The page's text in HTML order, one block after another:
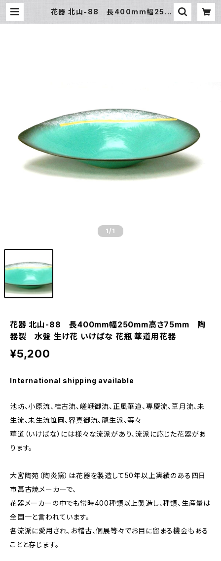
花器 北山-88 長400mm幅250
1 /1
花器 北山-88 長400mm幅250mm高さ75mm 陶
器製 水盤 生け花 いけばな 花瓶 華道用花器
¥5,200
International shipping available
池坊、小原流、桂古流、嵯峨御流、正風華道、専慶流、草月流、未
生流、未生流笹岡、容真御流、龍生派、等々
華道（いけばな）には様々な流派があり、流派に応じた花器があ
ります。
大宮陶苑（陶炎窯）は花器を製造して50年以上実績のある四日
市萬古焼メーカーで、
花器メーカーの中でも常時400種類以上製造し、種類、生産量は
全国一と言われています。
各流派に愛用され、お稽古、個展等々でお目に留まる機会もある
ことと存じます。